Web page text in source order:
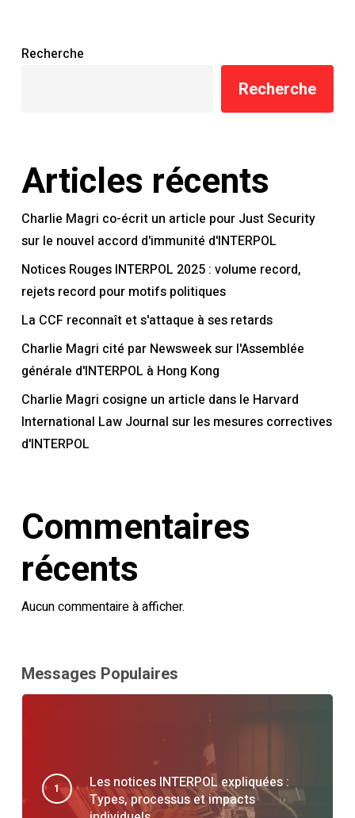
et
Recherche
Recherche
Articles récents
Charlie Magri co-écrit un article pour Just Security
sur le nouvel accord d'immunité d'INTERPOL
Notices Rouges INTERPOL 2025 : volume record,
rejets record pour motifs politiques
La CCF reconnaît et s'attaque à ses retards
Charlie Magri cité par Newsweek sur l'Assemblée
générale d'INTERPOL à Hong Kong
Charlie Magri cosigne un article dans le Harvard
International Law Journal sur les mesures correctives
d'INTERPOL
Commentaires
récents
Aucun commentaire à afficher.
Messages Populaires
Les notices INTERPOL expliquées :
Types, processus et impacts